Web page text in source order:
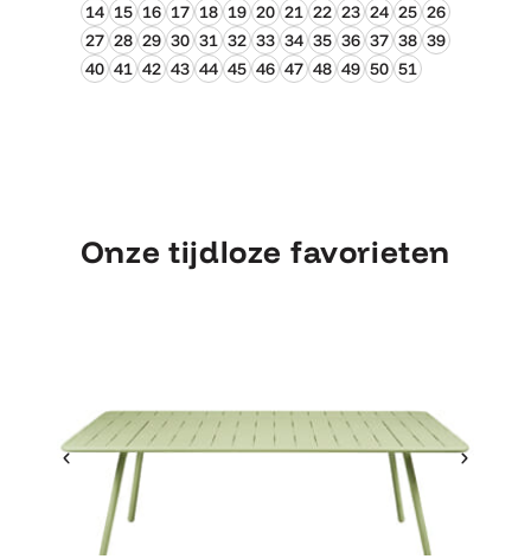
14 15 16 17 18 19 20 21 22 23 24 25 26
27 28 29 30 31 32 33 34 35 36 37 38 39
40 41 42 43 44 45 46 47 48 49 50 51
Onze tijdloze favorieten